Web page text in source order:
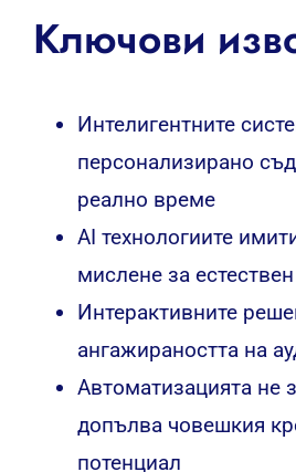
Ключови
Интелигентните
персонализирано
реално време
AI технологиите
мислене за
Интерактивните
ангажираността на
Автоматизацията не
допълва човешкия
потенциал